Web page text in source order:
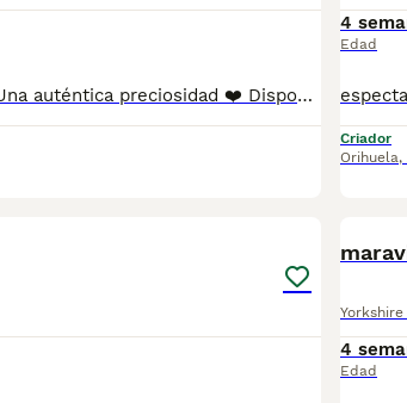
✨ Yorkshire Terrier Toy Mini ✨ Una auténtica preciosidad ❤️ Disponible este pequeñín Yorkshire Terrier Toy Mini, con una carita irresistible y tamaño súper compacto. 🐾 Criado con muchísimo cariño 🐾 Carácter dulce y juguetón 🐾 Ideal para compañía y hogar familiar 🐾 Se entrega revisado veterinariamente 🐾 Con microchip y garantías correspondientes Su expresión, su pelo y su tamaño lo hacen realmente especial 🥰 📩 Más información por privado 📍Reserva disponible
4
Edad
Criador
Orihuela,
4
Edad